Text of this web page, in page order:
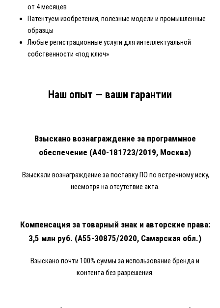
от 4 месяцев
Патентуем изобретения, полезные модели и промышленные
образцы
Любые регистрационные услуги для интеллектуальной
собственности «под ключ»
Наш опыт — ваши гарантии
Взыскано вознаграждение за программное
обеспечение (А40-181723/2019, Москва)
Взыскали вознаграждение за поставку ПО по встречному иску,
несмотря на отсутствие акта.
Компенсация за товарный знак и авторские права:
3,5 млн руб. (А55-30875/2020, Самарская обл.)
Взыскано почти 100% суммы за использование бренда и
контента без разрешения.